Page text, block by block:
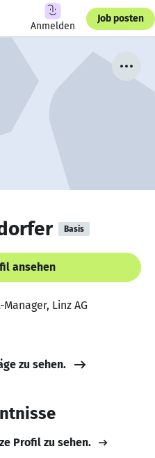
Anmelden
Job posten
Basis
ansehen
Linz AG
zu sehen.
Profil zu sehen.